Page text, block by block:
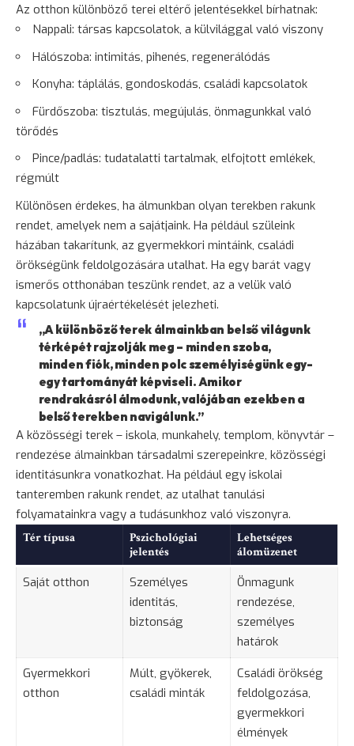
Az otthon különböző terei eltérő jelentésekkel bírhatnak:
Nappali: társas kapcsolatok, a külvilággal való viszony
Hálószoba: intimitás, pihenés, regenerálódás
Konyha: táplálás, gondoskodás, családi kapcsolatok
Fürdőszoba: tisztulás, megújulás, önmagunkkal való
törődés
Pince/padlás: tudatalatti tartalmak, elfojtott emlékek,
régmúlt
Különösen érdekes, ha álmunkban olyan terekben rakunk
rendet, amelyek nem a sajátjaink. Ha például szüleink
házában takarítunk, az gyermekkori mintáink, családi
örökségünk feldolgozására utalhat. Ha egy barát vagy
ismerős otthonában teszünk rendet, az a velük való
kapcsolatunk újraértékelését jelezheti.
„A különböző terek álmainkban belső világunk
térképét rajzolják meg – minden szoba,
minden fiók, minden polc személyiségünk egy-
egy tartományát képviseli. Amikor
rendrakásról álmodunk, valójában ezekben a
belső terekben navigálunk.”
A közösségi terek – iskola, munkahely, templom, könyvtár –
rendezése álmainkban társadalmi szerepeinkre, közösségi
identitásunkra vonatkozhat. Ha például egy iskolai
tanteremben rakunk rendet, az utalhat tanulási
folyamatainkra vagy a tudásunkhoz való viszonyra.
Tér típusa
Pszichológiai
jelentés
Lehetséges
álomüzenet
Saját otthon
Személyes
identitás,
biztonság
Önmagunk
rendezése,
személyes
határok
Gyermekkori
otthon
Múlt, gyökerek,
családi minták
Családi örökség
feldolgozása,
gyermekkori
élmények